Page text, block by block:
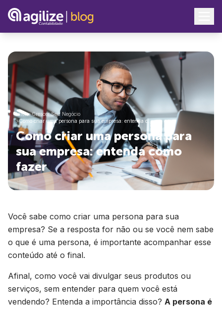
Início>Crescer Seu Negócio
>Como criar uma persona para sua empresa: entenda c…
Como criar uma persona para
sua empresa: entenda como
fazer
Você sabe como criar uma persona para sua
empresa? Se a resposta for não ou se você nem sabe
o que é uma persona, é importante acompanhar esse
conteúdo até o final.
Afinal, como você vai divulgar seus produtos ou
serviços, sem entender para quem você está
vendendo? Entenda a importância disso? A persona é